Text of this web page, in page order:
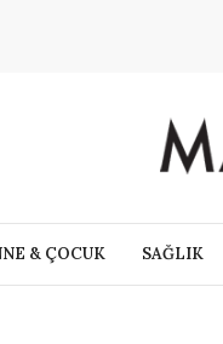
& ÇOCUK SAĞLIK